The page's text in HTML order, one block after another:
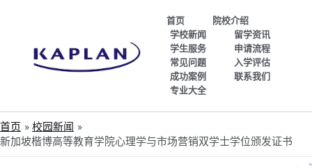
首页
院校介绍
学校新闻
留学资讯
学生服务
申请流程
常见问题
入学评估
成功案例
联系我们
专业大全
首页
校园新闻
新加坡楷博高等教育学院心理学与市场营销双学士学位颁发证书